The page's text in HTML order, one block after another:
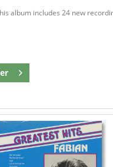
album includes 24 new